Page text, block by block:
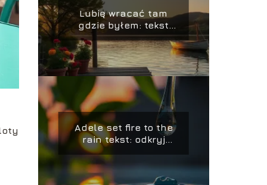
Lubię wracać tam
gdzie byłem: tekst
piosenki Zbigniewa
Wodeckiego
Adele set fire to the
rain tekst: odkryj
piękno słów tej
piosenki